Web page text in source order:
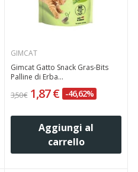
GIMCAT
Gimcat Gatto Snack Gras-Bits
Palline di Erba...
3,50 € 1,87 € -46,62%
Aggiungi al
carrello